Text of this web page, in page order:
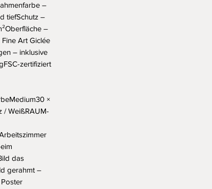
–
tiefSchutz –
–
Art Giclée
– inklusive
zertifiziert
×
/ WeißRAUM-
das
gerahmt –